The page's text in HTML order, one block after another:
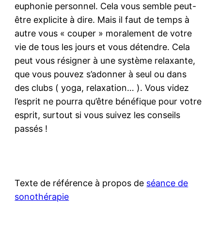
euphonie personnel. Cela vous semble peut-
être explicite à dire. Mais il faut de temps à
autre vous « couper » moralement de votre
vie de tous les jours et vous détendre. Cela
peut vous résigner à une système relaxante,
que vous pouvez s’adonner à seul ou dans
des clubs ( yoga, relaxation… ). Vous videz
l’esprit ne pourra qu’être bénéfique pour votre
esprit, surtout si vous suivez les conseils
passés !
Texte de référence à propos de séance de
sonothérapie